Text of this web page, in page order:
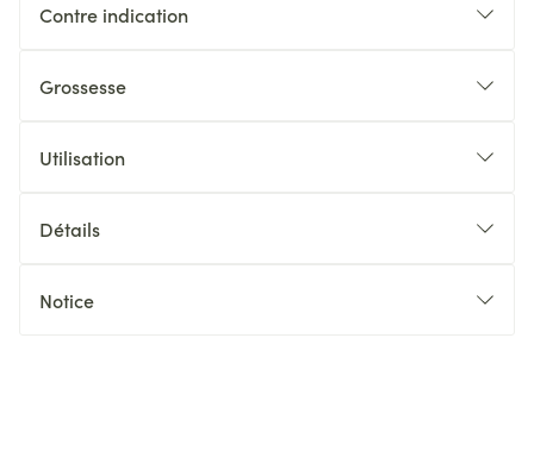
Contre indication
Grossesse
Utilisation
Détails
Notice